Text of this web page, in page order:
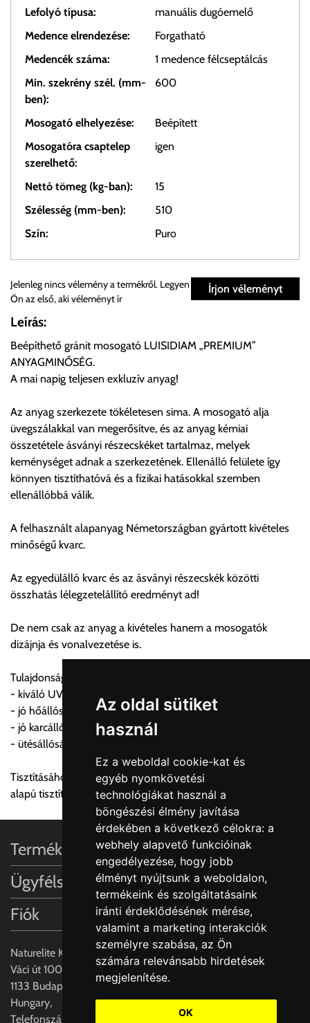
Az oldal sütiket
használ
Ez a weboldal cookie-kat és
egyéb nyomkövetési
technológiákat használ a
böngészési élmény javítása
érdekében a következő célokra: a
webhely alapvető funkcióinak
engedélyezése, hogy jobb
élményt nyújtsunk a weboldalon,
termékeink és szolgáltatásaink
iránti érdeklődésének mérése,
valamint a marketing interakciók
személyre szabása, az Ön
számára relevánsabb hirdetések
megjelenítése.
OK
Lefolyó típusa:
manuális dugóemelő
Medence elrendezése:
Forgatható
Medencék száma:
1 medence félcseptálcás
Min. szekrény szél. (mm-
ben):
600
Mosogató elhelyezése:
Beépített
Mosogatóra csaptelep
szerelhető:
igen
Nettó tömeg (kg-ban):
15
Szélesség (mm-ben):
510
Szín:
Puro
Személyes átvétel:
Önnek lehetősége van rendelését a beérkezést követően
ingyenesen átvenni Budapesti Cégcsoportunk Stúdiójában
előre egyeztetett időpontban.
Cím:1133 Budapest, Váci út 100.
Szállítási díjak:
Az oldalunkon rendelés esetén, amennyiben szállítást is kér,
úgy esetenként több lehetőséget ajánl fel a program. Kérjük, a
vásárolt árú figyelembevételével az önnek megfelelő szállítási
költséget válassza ki.
automatikusan nem ajánl fel szállítási költséget, úgy válassza
a 0.- forintos szállítást, kollégáink megvizsgálják a vásárolt
Ingyenes szállítási lehetőség nincs!
a központ igazolja vissza. Amennyiben a költséget az Ön által
gondoltnál magasabb értékben igazoljuk vissza, úgy a
visszaigazolástól számított 24 órán belül a terméket
lemondhatja, vagy kérheti a személyes átvételre való
módosítását.
FIGYELEM!!
KERÁMIA TERMÉKEK SZÁLLÍTATÁSA NEM, VAGY CSAK
A MEGRENDELŐ KIFEJEZETT KÉRÉSÉRE ÉS
FELELŐSSÉGÉRE LEHETSÉGES!!
Budapesti szállítások:
1, Budapestre kért szállítás esetén az általános szállítás
helyett időre történő extra szállítás kérése is lehetséges
egyedi áron. A szállítás megbeszélt időablakban lehetőség
szerint 1 órás intervallumon belüli pontos időpont
megjelöléssel kérhető munkanapokon 09.00 - 15.00 között.
A költséget a megrendeléskor rendelt termék/termékek,
valamint az ott megadott szállítási cím alapján a központ
számolja, valamint visszaigazolja.
Az árak csak a címre való szállítást tartalmazzák
Írjon véleményt
Jelenleg nincs vélemény a termékről. Legyen
Ön az első, aki véleményt ír
Leírás:
Beépíthető gránit mosogató LUISIDIAM „PREMIUM”
ANYAGMINŐSÉG.
A mai napig teljesen exkluzív anyag!
Az anyag szerkezete tökéletesen sima. A mosogató alja
üvegszálakkal van megerősítve, és az anyag kémiai
összetétele ásványi részecskéket tartalmaz, melyek
keménységet adnak a szerkezetének. Ellenálló felülete így
könnyen tisztíthatóvá és a fizikai hatásokkal szemben
ellenállóbbá válik.
A felhasznált alapanyag Németországban gyártott kivételes
minőségű kvarc.
Az egyedülálló kvarc és az ásványi részecskék közötti
összhatás lélegzetelállító eredményt ad!
De nem csak az anyag a kivételes hanem a mosogatók
dizájnja és vonalvezetése is.
Tulajdonságai:
- kiváló UV állóság
- jó hőállóság
- jó karcállóság
- ütésállóság
Tisztításához ne használjon súrolókrémet, citromsav és klór
alapú tisztítószereket!
Naturelite Kft,
Váci út 100.,
1133 Budapest,
Hungary,
Telefonszám: +(36) 70-427-3837
Termékinformációk
Ügyfélszolgálat
Fiók